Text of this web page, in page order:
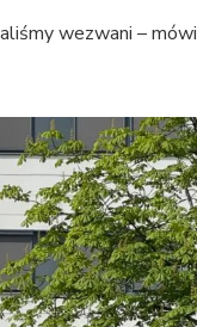
wezwani – mówi